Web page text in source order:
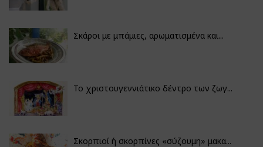
Σκάροι με μπάμιες, αρωματισμένα και...
Το χριστουγεννιάτικο δέντρο των ζωγ...
Σκορπιοί ή σκορπίνες «σύζουμη» μακα...